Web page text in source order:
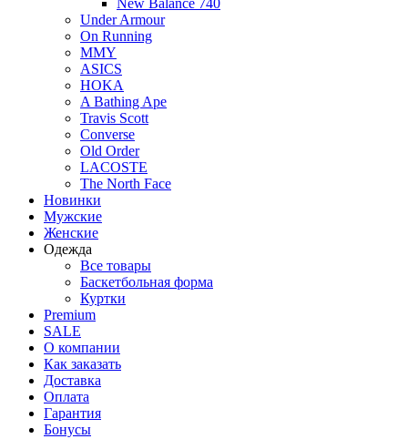
New Balance 740
Under Armour
On Running
MMY
ASICS
HOKA
A Bathing Ape
Travis Scott
Converse
Old Order
LACOSTE
The North Face
Новинки
Мужские
Женские
Одежда
Все товары
Баскетбольная форма
Куртки
Premium
SALE
О компании
Как заказать
Доставка
Оплата
Гарантия
Бонусы